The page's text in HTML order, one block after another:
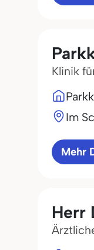
Klinik
Im
Mehr
Herr